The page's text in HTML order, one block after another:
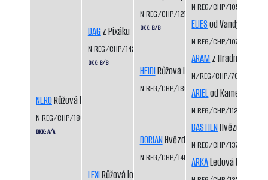
NERORůžová louka
N REG/CHP/1806/15/17
DKK: A/A
DAGz Pixáku
N REG/CHP/1425/07/09
DKK: B/B
LEXIRůžová louka
N REG/CHP/1217/01/05
DKK: B/B
HEIDIRůžová louka
N REG/CHP/1306/03/05
DORIANHvězda Vysočiny
N REG/CHP/1461/07/10
N REG/CHP/1050/98/
ELIESod Vandy z Hájů
N REG/CHP/1074/98/00
ARAMz Hradního
N/REG/CHP/703/93/94
ARIELod Kamenité
N REG/CHP/1129/99/01
BASTIENHvězda
N REG/CHP/1375/05/07
ARKALedová bouře